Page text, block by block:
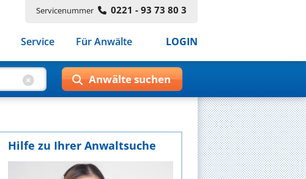
Servicenummer 0221 - 93 73 80 3
Service Für Anwälte LOGIN
Hilfe zu Ihrer Anwaltsuche